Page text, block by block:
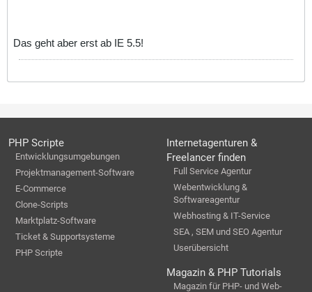
Das geht aber erst ab IE 5.5!
PHP Scripte
Entwicklungsumgebungen
Projektmanagement-Software
E-Commerce
Clone-Scripts
Marktplatz-Software
Ticket & Supportsysteme
PHP Scripte
Internetagenturen &
Freelancer finden
Full Service Agentur
Webentwicklung &
Softwareagentur
Webhosting & IT-Service
SEA , SEM und SEO Agentur
Userübersicht
Magazin & PHP Tutorials
Magazin für PHP- und Web-